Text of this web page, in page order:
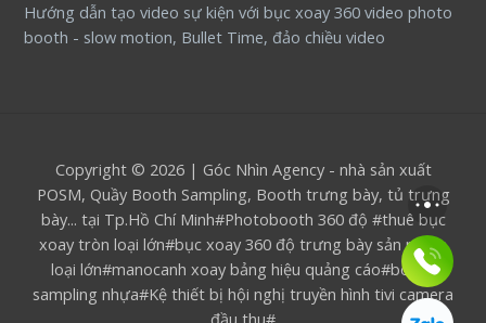
Hướng dẫn tạo video sự kiện với bục xoay 360 video photo
booth - slow motion, Bullet Time, đảo chiều video
Copyright © 2026 | Góc Nhìn Agency - nhà sản xuất
POSM, Quầy Booth Sampling, Booth trưng bày, tủ trưng
bày... tại Tp.Hồ Chí Minh#Photobooth 360 độ #thuê bục
xoay tròn loại lớn#bục xoay 360 độ trưng bày sản phẩm
loại lớn#manocanh xoay bảng hiệu quảng cáo#booth
sampling nhựa#Kệ thiết bị hội nghị truyền hình tivi camera